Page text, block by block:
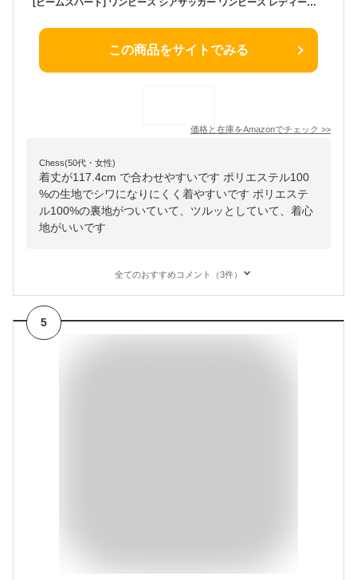
[ビームスハート] ワンピース シアサッカー ワンピース レディース BEIGE ONE SIZE 432605519282088
この商品をサイトでみる
価格と在庫をAmazonでチェック >>
Chess(50代・女性)
着丈が117.4cm で合わせやすいです ポリエステル100
%の生地でシワになりにくく着やすいです ポリエステ
ル100%の裏地がついていて、ツルッとしていて、着心
地がいいです
全てのおすすめコメント（3件）
5